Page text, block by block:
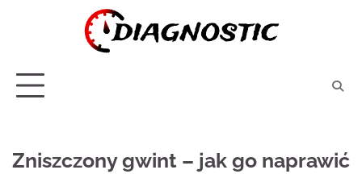
Zniszczony gwint – jak go naprawić